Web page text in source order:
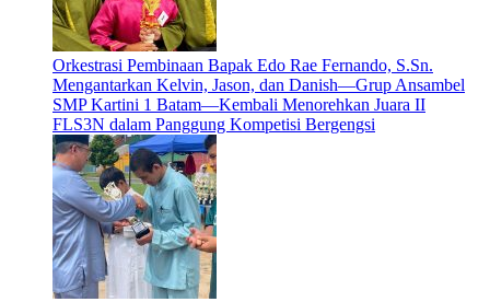
Orkestrasi Pembinaan Bapak Edo Rae Fernando, S.Sn.
Mengantarkan Kelvin, Jason, dan Danish—Grup Ansambel
SMP Kartini 1 Batam—Kembali Menorehkan Juara II
FLS3N dalam Panggung Kompetisi Bergengsi